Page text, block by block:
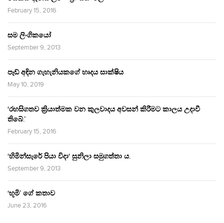
February 15, 2016
සම ලිංගිකයෝ
September 9, 2013
පෑඩ් අඳින ගැහැනියකගේ හෘදය සාක්ෂිය
May 10, 2019
‘රහසිගතව ක්‍රියාත්මක වන කුලවාදය අවසන් කිරීමට කාලය උදාවී
තිබේ.’
February 15, 2016
‘හිමින්සැරේ පියා විදා‘ සුනිලා සමුගත්තා ය.
September 9, 2013
‘භූමි’ ගේ කතාව
June 23, 2016